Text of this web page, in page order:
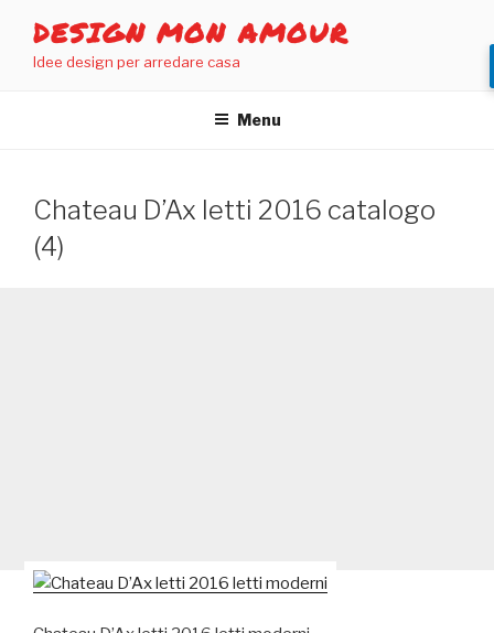
contenuto
DESIGN MON AMOUR
Idee design per arredare casa
Menu
Chateau D’Ax letti 2016 catalogo
(4)